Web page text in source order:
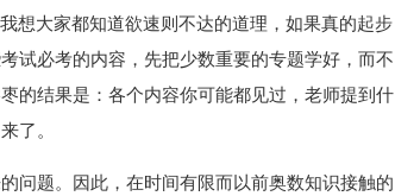
想大家都知道欲速则不达的道理，如果真的起步
试必考的内容，先把少数重要的专题学好，而不
的结果是：各个内容你可能都见过，老师提到什
了。
问题。因此，在时间有限而以前奥数知识接触的